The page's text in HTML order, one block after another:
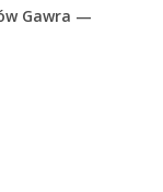
Gawra —